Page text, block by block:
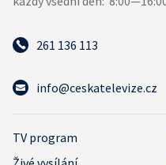
261 136 113
info@ceskatelevize.cz
TV program